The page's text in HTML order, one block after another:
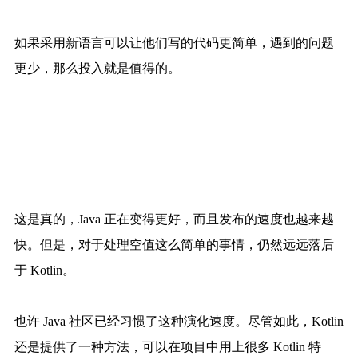
如果采用新语言可以让他们写的代码更简单，遇到的问题
更少，那么投入就是值得的。
这是真的，Java 正在变得更好，而且发布的速度也越来越
快。但是，对于处理空值这么简单的事情，仍然远远落后
于 Kotlin。
也许 Java 社区已经习惯了这种演化速度。尽管如此，Kotlin
还是提供了一种方法，可以在项目中用上很多 Kotlin 特